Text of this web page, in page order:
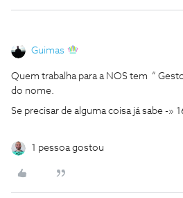
Guimas
Quem trabalha para a NOS tem “
do nome.
Se precisar de alguma coisa já sabe -»
1 pessoa gostou